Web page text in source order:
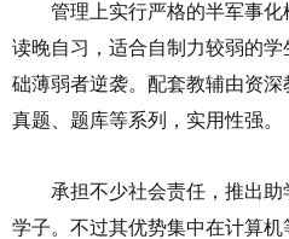
管理上实行严格的半军事
读晚自习，适合自制力较弱的
础薄弱者逆袭。配套教辅由资
真题、题库等系列，实用性强。
承担不少社会责任，推出
学子。不过其优势集中在计算